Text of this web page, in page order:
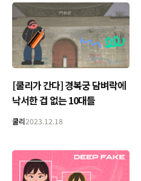
[쿨리가 간다] 경복궁 담벼락에
낙서한 겁 없는 10대들
쿨리2023.12.18